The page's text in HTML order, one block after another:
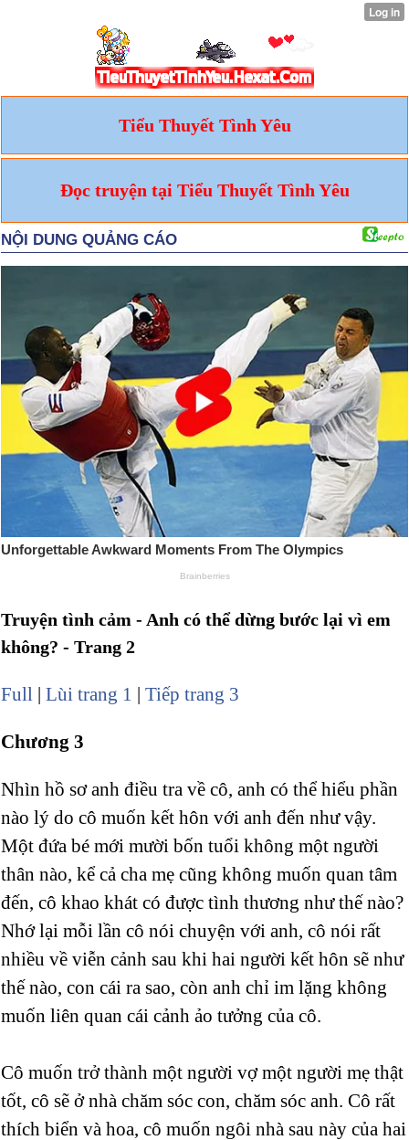
Tiểu Thuyết Tình Yêu
Đọc truyện tại Tiểu Thuyết Tình Yêu
Truyện tình cảm - Anh có thể dừng bước lại vì em
không? - Trang 2
Full | Lùi trang 1 | Tiếp trang 3
Chương 3
Nhìn hồ sơ anh điều tra về cô, anh có thể hiểu phần
nào lý do cô muốn kết hôn với anh đến như vậy.
Một đứa bé mới mười bốn tuổi không một người
thân nào, kể cả cha mẹ cũng không muốn quan tâm
đến, cô khao khát có được tình thương như thế nào?
Nhớ lại mỗi lần cô nói chuyện với anh, cô nói rất
nhiều về viễn cảnh sau khi hai người kết hôn sẽ như
thế nào, con cái ra sao, còn anh chỉ im lặng không
muốn liên quan cái cảnh ảo tưởng của cô.
Cô muốn trở thành một người vợ một người mẹ thật
tốt, cô sẽ ở nhà chăm sóc con, chăm sóc anh. Cô rất
thích biển và hoa, cô muốn ngôi nhà sau này của hai